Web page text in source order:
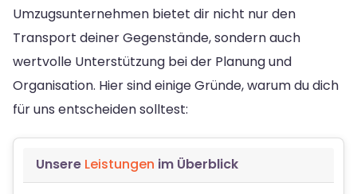
Umzugsunternehmen bietet dir nicht nur den
Transport deiner Gegenstände, sondern auch
wertvolle Unterstützung bei der Planung und
Organisation. Hier sind einige Gründe, warum du dich
für uns entscheiden solltest:
Unsere Leistungen im Überblick